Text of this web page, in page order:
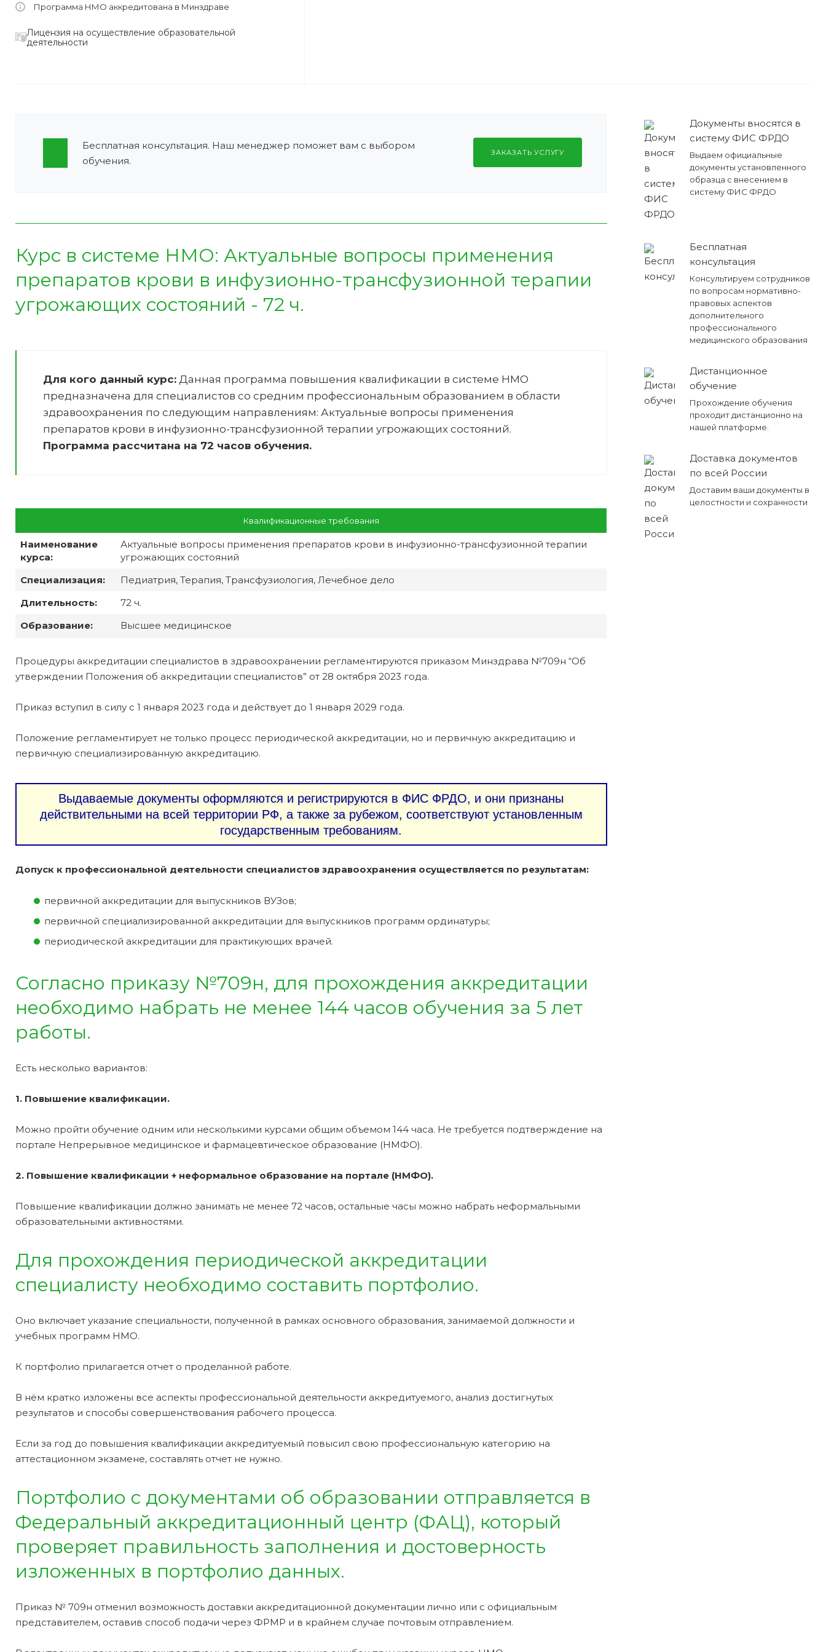
Программа НМО аккредитована в Минздраве
Лицензия на осуществление образовательной
деятельности
Документы вносятся в
систему ФИС ФРДО
Выдаем официальные
документы установленного
образца с внесением в
систему ФИС ФРДО
Бесплатная
консультация
Консультируем сотрудников
по вопросам нормативно-
правовых аспектов
дополнительного
профессионального
медицинского образования
Дистанционное
обучение
Прохождение обучения
проходит дистанционно на
нашей платформе.
Доставка документов
по всей России
Доставим ваши документы в
целостности и сохранности
Бесплатная консультация. Наш менеджер поможет вам с выбором
обучения.
ЗАКАЗАТЬ УСЛУГУ
Курс в системе НМО: Актуальные вопросы применения
препаратов крови в инфузионно-трансфузионной терапии
угрожающих состояний - 72 ч.
Для кого данный курс: Данная программа повышения квалификации в системе НМО
предназначена для специалистов со средним профессиональным образованием в области
здравоохранения по следующим направлениям: Актуальные вопросы применения
препаратов крови в инфузионно-трансфузионной терапии угрожающих состояний.
Программа рассчитана на 72 часов обучения.
Квалификационные требования
Наименование
курса:
Актуальные вопросы применения препаратов крови в инфузионно-трансфузионной терапии
угрожающих состояний
Специализация:
Педиатрия, Терапия, Трансфузиология, Лечебное дело
Длительность:
72 ч.
Образование:
Высшее медицинское
Процедуры аккредитации специалистов в здравоохранении регламентируются приказом Минздрава №709н “Об
утверждении Положения об аккредитации специалистов” от 28 октября 2023 года.
Приказ вступил в силу с 1 января 2023 года и действует до 1 января 2029 года.
Положение регламентирует не только процесс периодической аккредитации, но и первичную аккредитацию и
первичную специализированную аккредитацию.
Выдаваемые документы оформляются и регистрируются в ФИС ФРДО, и они признаны
действительными на всей территории РФ, а также за рубежом, соответствуют установленным
государственным требованиям.
Допуск к профессиональной деятельности специалистов здравоохранения осуществляется по результатам:
первичной аккредитации для выпускников ВУЗов;
первичной специализированной аккредитации для выпускников программ ординатуры;
периодической аккредитации для практикующих врачей.
Согласно приказу №709н, для прохождения аккредитации
необходимо набрать не менее 144 часов обучения за 5 лет
работы.
Есть несколько вариантов:
1. Повышение квалификации.
Можно пройти обучение одним или несколькими курсами общим объемом 144 часа. Не требуется подтверждение на
портале Непрерывное медицинское и фармацевтическое образование (НМФО).
2. Повышение квалификации + неформальное образование на портале (НМФО).
Повышение квалификации должно занимать не менее 72 часов, остальные часы можно набрать неформальными
образовательными активностями.
Для прохождения периодической аккредитации
специалисту необходимо составить портфолио.
Оно включает указание специальности, полученной в рамках основного образования, занимаемой должности и
учебных программ НМО.
К портфолио прилагается отчет о проделанной работе.
В нём кратко изложены все аспекты профессиональной деятельности аккредитуемого, анализ достигнутых
результатов и способы совершенствования рабочего процесса.
Если за год до повышения квалификации аккредитуемый повысил свою профессиональную категорию на
аттестационном экзамене, составлять отчет не нужно.
Портфолио с документами об образовании отправляется в
Федеральный аккредитационный центр (ФАЦ), который
проверяет правильность заполнения и достоверность
изложенных в портфолио данных.
Приказ № 709н отменил возможность доставки аккредитационной документации лично или с официальным
представителем, оставив способ подачи через ФРМР и в крайнем случае почтовым отправлением.